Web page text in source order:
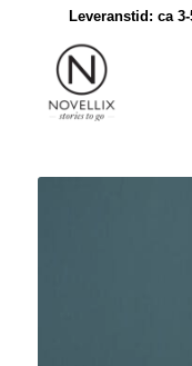
Leveranstid: ca